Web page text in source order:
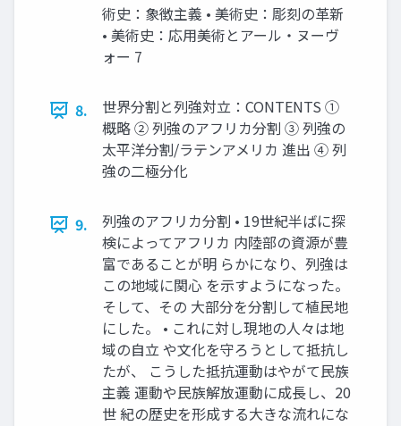
術史：象徴主義 • 美術史：彫刻の革新
• 美術史：応用美術とアール・ヌーヴ
ォー 7
8.
世界分割と列強対立：CONTENTS ①
概略 ② 列強のアフリカ分割 ③ 列強の
太平洋分割/ラテンアメリカ 進出 ④ 列
強の二極分化
9.
列強のアフリカ分割 • 19世紀半ばに探
検によってアフリカ 内陸部の資源が豊
富であることが明 らかになり、列強は
この地域に関心 を示すようになった。
そして、その 大部分を分割して植民地
にした。 • これに対し現地の人々は地
域の自立 や文化を守ろうとして抵抗し
たが、 こうした抵抗運動はやがて民族
主義 運動や民族解放運動に成⾧し、20
世 紀の歴史を形成する大きな流れにな